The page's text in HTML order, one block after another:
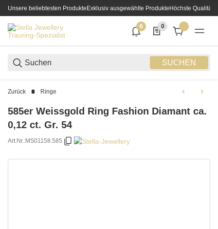
Unsere beliebtesten ProdukteExklusiv ausgewählte ProdukteHöchste Qualität
SUCHEN
6
6 neue Notifizierungen
0
0 Produkte in der
Zurück Ringe
585er Weissgold Ring Fashion Diamant ca.
0,12 ct. Gr. 54
Art.Nr.:MS01158.585